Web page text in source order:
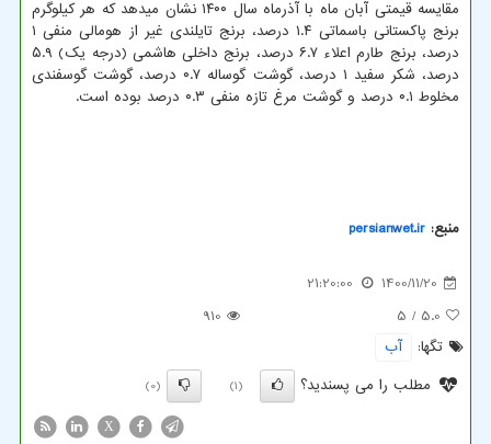
مقایسه قیمتی آبان ماه با آذرماه سال ۱۴۰۰ نشان میدهد که هر کیلوگرم
برنج پاکستانی باسماتی ۱.۴ درصد، برنج تایلندی غیر از هومالی منفی ۱
درصد، برنج طارم اعلاء ۶.۷ درصد، برنج داخلی هاشمی (درجه یک) ۵.۹
درصد، شکر سفید ۱ درصد، گوشت گوساله ۰.۷ درصد، گوشت گوسفندی
مخلوط ۰.۱ درصد و گوشت مرغ تازه منفی ۰.۳ درصد بوده است.
منبع: persianwet.ir
1400/11/20
21:20:00
5.0
/ 5
910
تگها:
آب
مطلب را می پسندید؟
(1)
(0)
X